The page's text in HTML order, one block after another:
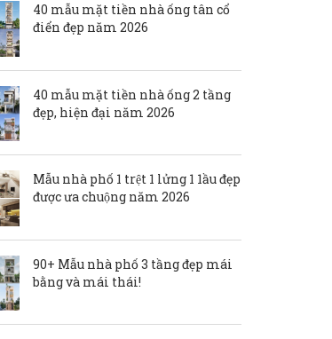
40 mẫu mặt tiền nhà ống tân cổ
điển đẹp năm 2026
40 mẫu mặt tiền nhà ống 2 tầng
đẹp, hiện đại năm 2026
Mẫu nhà phố 1 trệt 1 lửng 1 1ầu đẹp
được ưa chuộng năm 2026
90+ Mẫu nhà phố 3 tầng đẹp mái
bằng và mái thái!